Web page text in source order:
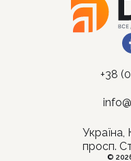
+38
просп.
©